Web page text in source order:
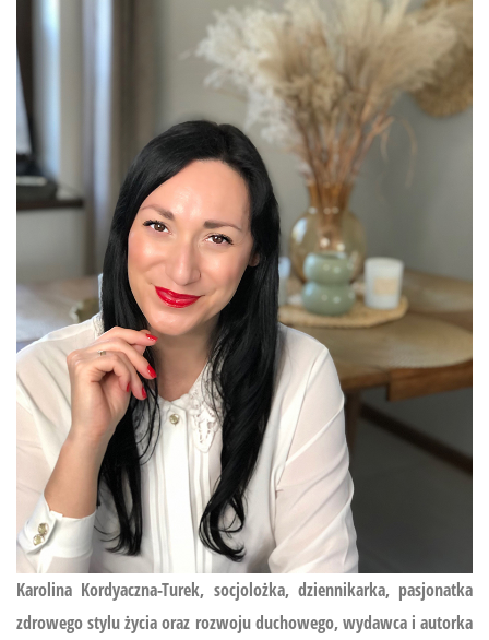
Karolina Kordyaczna-Turek, socjolożka, dziennikarka, pasjonatka
zdrowego stylu życia oraz rozwoju duchowego, wydawca i autorka